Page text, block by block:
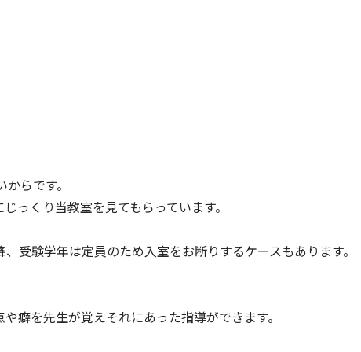
らです。
っくり当教室を見てもらっています。
受験学年は定員のため入室をお断りするケースもあります。
癖を先生が覚えそれにあった指導ができます。